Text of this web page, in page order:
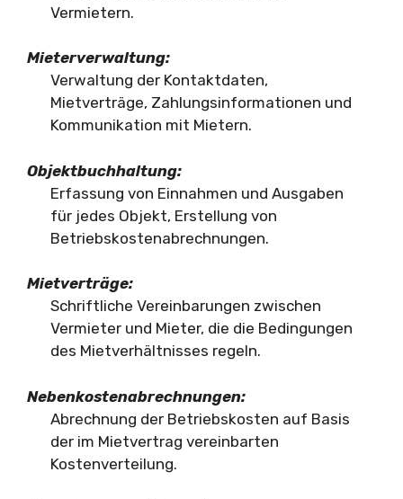
Vermietern.
Mieterverwaltung:
Verwaltung der Kontaktdaten,
Mietverträge, Zahlungsinformationen und
Kommunikation mit Mietern.
Objektbuchhaltung:
Erfassung von Einnahmen und Ausgaben
für jedes Objekt, Erstellung von
Betriebskostenabrechnungen.
Mietverträge:
Schriftliche Vereinbarungen zwischen
Vermieter und Mieter, die die Bedingungen
des Mietverhältnisses regeln.
Nebenkostenabrechnungen:
Abrechnung der Betriebskosten auf Basis
der im Mietvertrag vereinbarten
Kostenverteilung.